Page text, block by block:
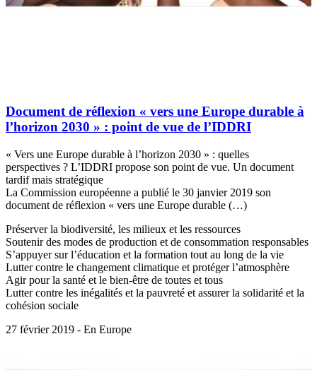
Document de réflexion « vers une Europe durable à
l’horizon 2030 » : point de vue de l’IDDRI
« Vers une Europe durable à l’horizon 2030 » : quelles
perspectives ? L’IDDRI propose son point de vue. Un document
tardif mais stratégique
La Commission européenne a publié le 30 janvier 2019 son
document de réflexion « vers une Europe durable (…)
Préserver la biodiversité, les milieux et les ressources
Soutenir des modes de production et de consommation responsables
S’appuyer sur l’éducation et la formation tout au long de la vie
Lutter contre le changement climatique et protéger l’atmosphère
Agir pour la santé et le bien-être de toutes et tous
Lutter contre les inégalités et la pauvreté et assurer la solidarité et la
cohésion sociale
27 février 2019 - En Europe